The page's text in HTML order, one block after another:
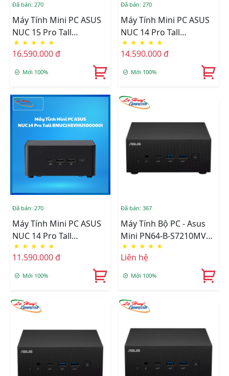
Đã bán: 270
Máy Tính Mini PC ASUS
NUC 15 Pro Tall
RNUC15CRHU700000I
(U7- 255H/2xDDR5-
5600/2xNVMe,SATA/ 2x
Thunderbolt/ VESA
MOUNT)
★ ★ ★ ★ ★
16.590.000 đ
Mới 100%
Đã bán: 270
Máy Tính Mini PC ASUS
NUC 14 Pro Tall
RNUC14RVHU700000I
(U7- 155H/ 2xNVMe,
SATA/ 2x HDMI 2.12x
MOUNT)
★ ★ ★ ★ ★
14.590.000 đ
Mới 100%
Đã bán: 270
Máy Tính Mini PC ASUS
NUC 14 Pro Tall
RNUC14RVHU500000I
(U5- 125H/ 2xNVMe,
SATA/ 2x HDMI 2.1/2x
MOUNT)
★ ★ ★ ★ ★
11.590.000 đ
Mới 100%
Đã bán: 367
Máy Tính Bộ PC - Asus
Mini PN64-B-S7210MV
(i7-13700H)
★ ★ ★ ★ ★
Liên hệ
Mới 100%